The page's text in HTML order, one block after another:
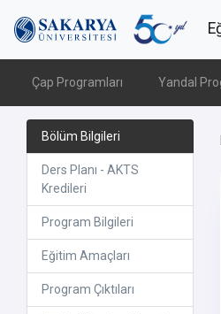
Çap Programları Yandal
Bölüm Bilgileri
Ders Planı - AKTS
Kredileri
Program Bilgileri
Eğitim Amaçları
Program Çıktıları